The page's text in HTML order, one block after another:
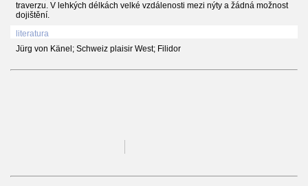
traverzu. V lehkých délkách velké vzdálenosti mezi nýty a žádná možnost
dojištění.
literatura
Jürg von Känel; Schweiz plaisir West; Filidor